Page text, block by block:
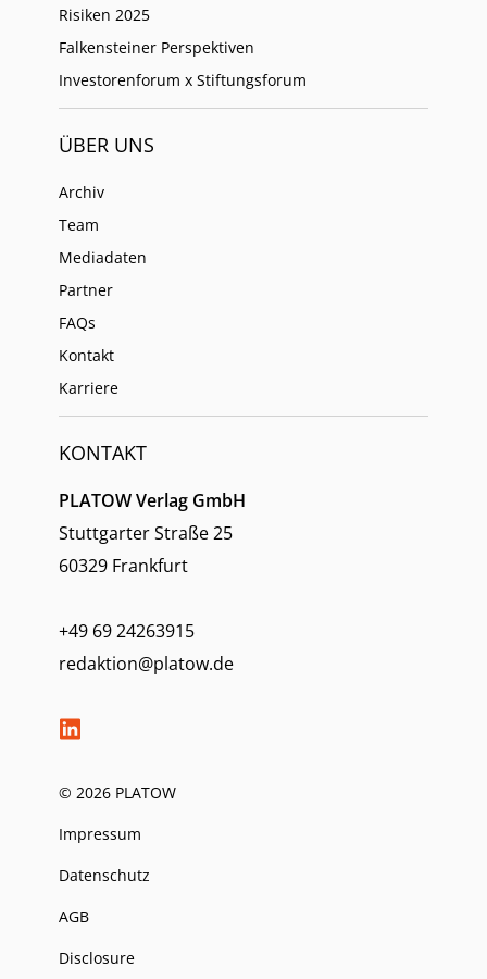
Risiken 2025
Falkensteiner Perspektiven
Investorenforum x Stiftungsforum
ÜBER UNS
Archiv
Team
Mediadaten
Partner
FAQs
Kontakt
Karriere
KONTAKT
PLATOW Verlag GmbH
Stuttgarter Straße 25
60329 Frankfurt
+49 69 24263915
redaktion@platow.de
© 2026 PLATOW
Impressum
Datenschutz
AGB
Disclosure